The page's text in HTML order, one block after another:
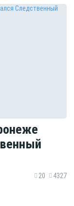
20 4327